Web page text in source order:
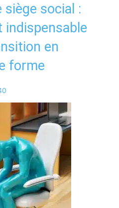
social :
indispensable
en
forme
0